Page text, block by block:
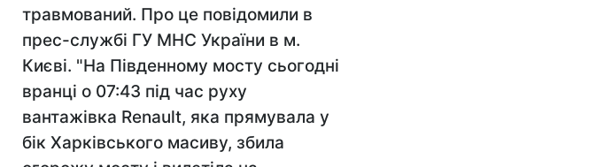
травмований. Про це повідомили в
прес-службі ГУ МНС України в м.
Києві. "На Південному мосту сьогодні
вранці о 07:43 під час руху
вантажівка Renault, яка прямувала у
бік Харківського масиву, збила